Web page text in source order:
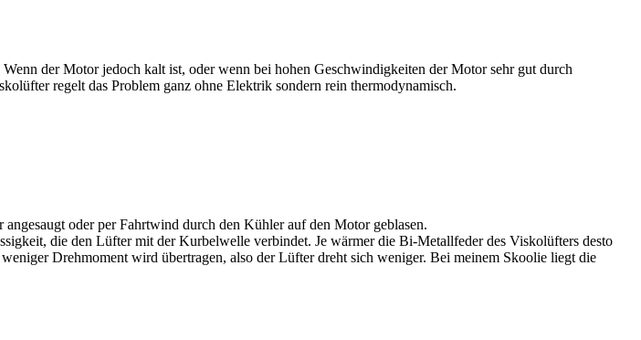
der Motor jedoch kalt ist, oder wenn bei hohen Geschwindigkeiten der Motor sehr gut durch
regelt das Problem ganz ohne Elektrik sondern rein thermodynamisch.
oder per Fahrtwind durch den Kühler auf den Motor geblasen.
die den Lüfter mit der Kurbelwelle verbindet. Je wärmer die Bi-Metallfeder des Viskolüfters desto
Drehmoment wird übertragen, also der Lüfter dreht sich weniger. Bei meinem Skoolie liegt die